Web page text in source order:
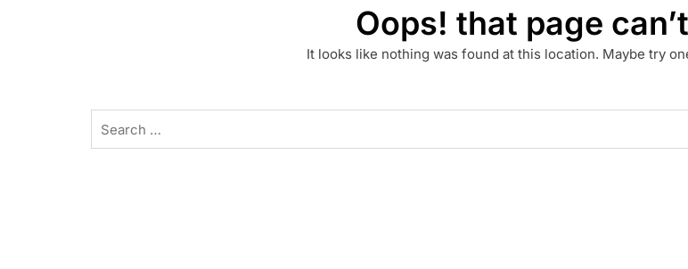
Oops! that page
It looks like nothing was found at this location. Maybe try
for: